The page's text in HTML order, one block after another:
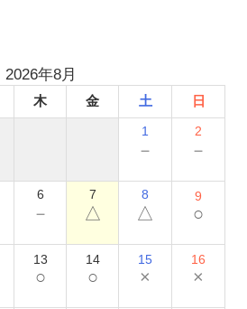
2026年8月
木 金 土 日
1
－
2
－
6
－
7
△
8
△
9
○
13
○
14
○
15
×
16
×